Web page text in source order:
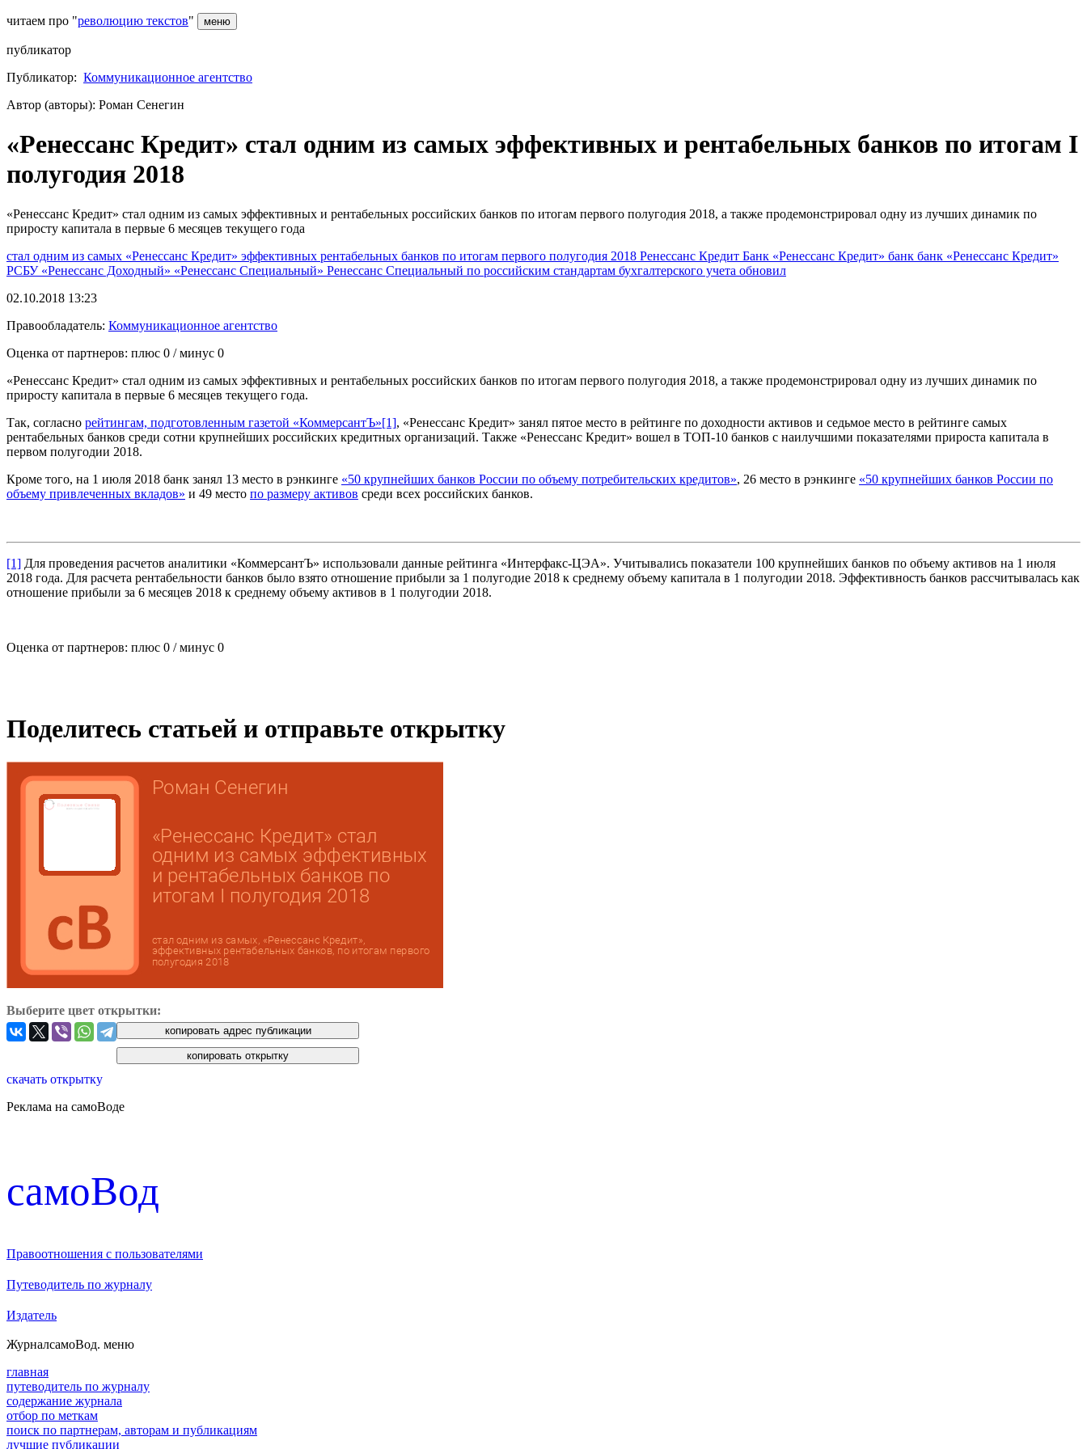
читаем про "революцию текстов" меню
публикатор
Публикатор: Коммуникационное агентство
Автор (авторы): Роман Сенегин
«Ренессанс Кредит» стал одним из самых эффективных и рентабельных банков по итогам I
полугодия 2018
«Ренессанс Кредит» стал одним из самых эффективных и рентабельных российских банков по итогам первого полугодия 2018, а также продемонстрировал одну из лучших динамик по
приросту капитала в первые 6 месяцев текущего года
стал одним из самых «Ренессанс Кредит» эффективных рентабельных банков по итогам первого полугодия 2018 Ренессанс Кредит Банк «Ренессанс Кредит» банк банк «Ренессанс Кредит»
РСБУ «Ренессанс Доходный» «Ренессанс Специальный» Ренессанс Специальный по российским стандартам бухгалтерского учета обновил
02.10.2018 13:23
Правообладатель: Коммуникационное агентство
Оценка от партнеров: плюс 0 / минус 0
«Ренессанс Кредит» стал одним из самых эффективных и рентабельных российских банков по итогам первого полугодия 2018, а также продемонстрировал одну из лучших динамик по
приросту капитала в первые 6 месяцев текущего года.
Так, согласно рейтингам, подготовленным газетой «КоммерсантЪ»[1], «Ренессанс Кредит» занял пятое место в рейтинге по доходности активов и седьмое место в рейтинге самых
рентабельных банков среди сотни крупнейших российских кредитных организаций. Также «Ренессанс Кредит» вошел в ТОП-10 банков с наилучшими показателями прироста капитала в
первом полугодии 2018.
Кроме того, на 1 июля 2018 банк занял 13 место в рэнкинге «50 крупнейших банков России по объему потребительских кредитов», 26 место в рэнкинге «50 крупнейших банков России по
объему привлеченных вкладов» и 49 место по размеру активов среди всех российских банков.
[1] Для проведения расчетов аналитики «КоммерсантЪ» использовали данные рейтинга «Интерфакс-ЦЭА». Учитывались показатели 100 крупнейших банков по объему активов на 1 июля
2018 года. Для расчета рентабельности банков было взято отношение прибыли за 1 полугодие 2018 к среднему объему капитала в 1 полугодии 2018. Эффективность банков рассчитывалась как
отношение прибыли за 6 месяцев 2018 к среднему объему активов в 1 полугодии 2018.
Оценка от партнеров: плюс 0 / минус 0
Поделитесь статьей и отправьте открытку
Выберите цвет открытки:
скачать открытку
Реклама на самоВоде
cамоВод
Правоотношения с пользователями
Путеводитель по журналу
Издатель
ЖурналсамоВод. меню
главная
путеводитель по журналу
содержание журнала
отбор по меткам
поиск по партнерам, авторам и публикациям
лучшие публикации